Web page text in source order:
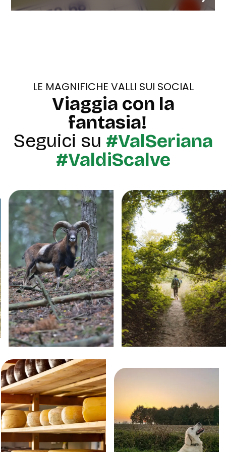
LE MAGNIFICHE VALLI SUI SOCIAL
Viaggia con la
fantasia!
Seguici su #ValSeriana
#ValdiScalve